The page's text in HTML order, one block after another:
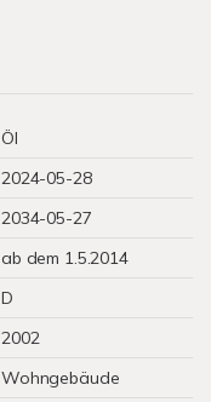
Öl
2024-05-28
2034-05-27
ab dem 1.5.2014
D
2002
Wohngebäude